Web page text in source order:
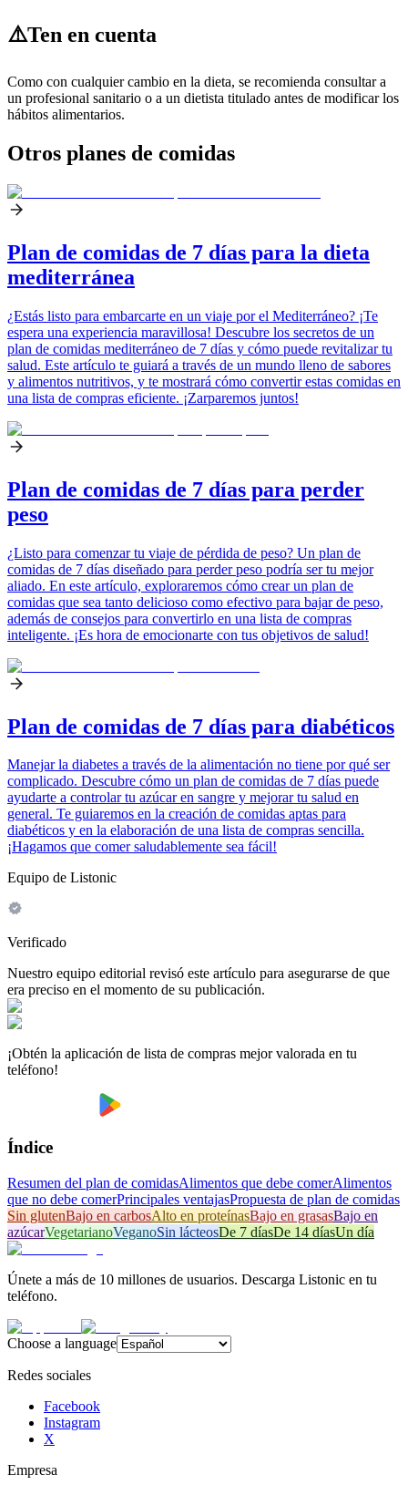
⚠️Ten en cuenta
Como con cualquier cambio en la dieta, se recomienda consultar a
un profesional sanitario o a un dietista titulado antes de modificar los
hábitos alimentarios.
Otros planes de comidas
Plan de comidas de 7 días para la dieta
mediterránea
¿Estás listo para embarcarte en un viaje por el Mediterráneo? ¡Te
espera una experiencia maravillosa! Descubre los secretos de un
plan de comidas mediterráneo de 7 días y cómo puede revitalizar tu
salud. Este artículo te guiará a través de un mundo lleno de sabores
y alimentos nutritivos, y te mostrará cómo convertir estas comidas en
una lista de compras eficiente. ¡Zarparemos juntos!
Plan de comidas de 7 días para perder
peso
¿Listo para comenzar tu viaje de pérdida de peso? Un plan de
comidas de 7 días diseñado para perder peso podría ser tu mejor
aliado. En este artículo, exploraremos cómo crear un plan de
comidas que sea tanto delicioso como efectivo para bajar de peso,
además de consejos para convertirlo en una lista de compras
inteligente. ¡Es hora de emocionarte con tus objetivos de salud!
Plan de comidas de 7 días para diabéticos
Manejar la diabetes a través de la alimentación no tiene por qué ser
complicado. Descubre cómo un plan de comidas de 7 días puede
ayudarte a controlar tu azúcar en sangre y mejorar tu salud en
general. Te guiaremos en la creación de comidas aptas para
diabéticos y en la elaboración de una lista de compras sencilla.
¡Hagamos que comer saludablemente sea fácil!
Equipo de Listonic
Verificado
Nuestro equipo editorial revisó este artículo para asegurarse de que
era preciso en el momento de su publicación.
¡Obtén la aplicación de lista de compras mejor valorada en tu
teléfono!
Índice
Resumen del plan de comidasAlimentos que debe comerAlimentos
que no debe comerPrincipales ventajasPropuesta de plan de comidas
Sin glutenBajo en carbosAlto en proteínasBajo en grasasBajo en
azúcarVegetarianoVeganoSin lácteosDe 7 díasDe 14 díasUn día
Únete a más de 10 millones de usuarios. Descarga Listonic en tu
teléfono.
Choose a language
Redes sociales
Facebook
Instagram
X
Empresa